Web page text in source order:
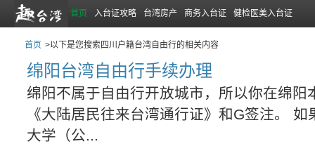
首页 入台证攻略 台湾房产 商务入台证 健检医美入台证
首页 >以下是您搜索四川户籍台湾自由行的相关内容
绵阳台湾自由行手续办理
绵阳不属于自由行开放城市，所以你在绵阳
《大陆居民往来台湾通行证》和G签注。
大学（公...